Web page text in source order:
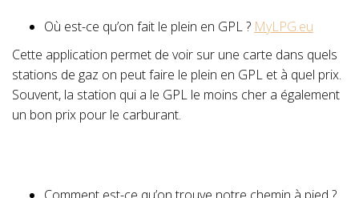
Où est-ce qu’on fait le plein en GPL ? MyLPG.eu
Cette application permet de voir sur une carte dans quels
stations de gaz on peut faire le plein en GPL et à quel prix.
Souvent, la station qui a le GPL le moins cher a également
un bon prix pour le carburant.